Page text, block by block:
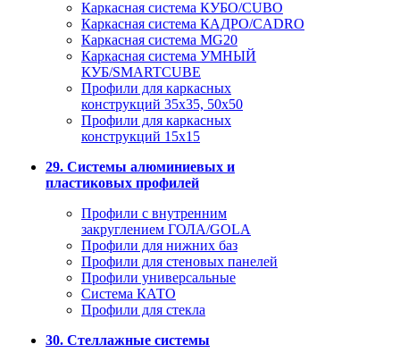
Каркасная система КУБО/CUBO
Каркасная система КАДРО/CADRO
Каркасная система MG20
Каркасная система УМНЫЙ
КУБ/SMARTCUBE
Профили для каркасных
конструкций 35x35, 50x50
Профили для каркасных
конструкций 15х15
29. Системы алюминиевых и
пластиковых профилей
Профили с внутренним
закруглением ГОЛА/GOLA
Профили для нижних баз
Профили для стеновых панелей
Профили универсальные
Система КАТО
Профили для стекла
30. Стеллажные системы